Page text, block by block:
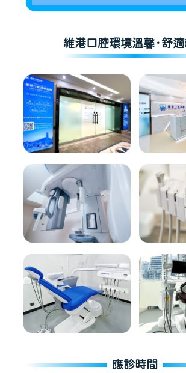
維港口腔環境溫馨·舒
應診時間